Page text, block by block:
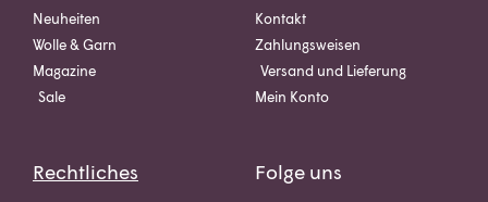
Neuheiten
Wolle & Garn
Magazine
Sale
Kontakt
Zahlungsweisen
Versand und Lieferung
Mein Konto
Rechtliches Folge uns